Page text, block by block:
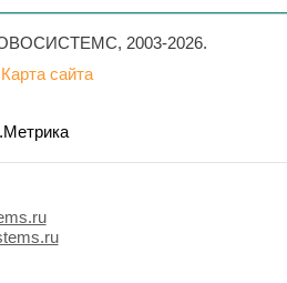
2003-2026.
Карта сайта